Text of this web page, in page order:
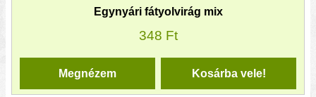
Egynyári fátyolvirág mix
348 Ft
Kosárba vele!
Megnézem